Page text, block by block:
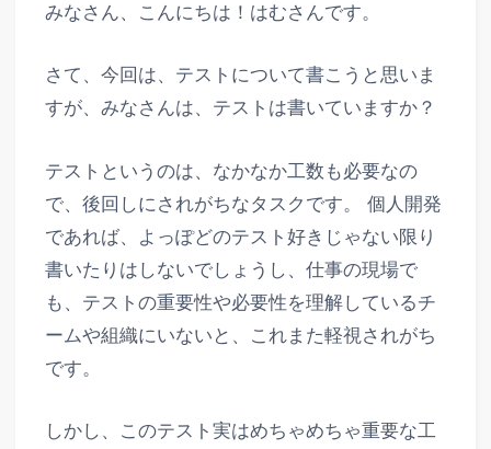
みなさん、こんにちは！はむさんです。
さて、今回は、テストについて書こうと思いま
すが、みなさんは、テストは書いていますか？
テストというのは、なかなか工数も必要なの
で、後回しにされがちなタスクです。 個人開発
であれば、よっぽどのテスト好きじゃない限り
書いたりはしないでしょうし、仕事の現場で
も、テストの重要性や必要性を理解しているチ
ームや組織にいないと、これまた軽視されがち
です。
しかし、このテスト実はめちゃめちゃ重要な工